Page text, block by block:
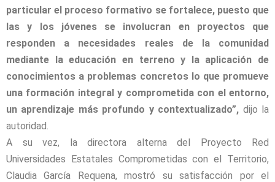
particular el proceso formativo se fortalece, puesto que
las y los jóvenes se involucran en proyectos que
responden a necesidades reales de la comunidad
mediante la educación en terreno y la aplicación de
conocimientos a problemas concretos lo que promueve
una formación integral y comprometida con el entorno,
un aprendizaje más profundo y contextualizado”, dijo la
autoridad.
A su vez, la directora alterna del Proyecto Red
Universidades Estatales Comprometidas con el Territorio,
Claudia García Requena, mostró su satisfacción por el